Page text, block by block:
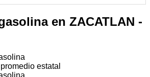
en ZACATLAN -
estatal